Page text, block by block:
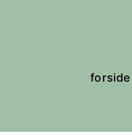
forside